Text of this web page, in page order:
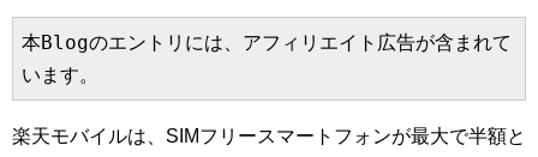
本Blogのエントリには、アフィリエイト広告が含まれて
います。
楽天モバイルは、SIMフリースマートフォンが最大で半額と